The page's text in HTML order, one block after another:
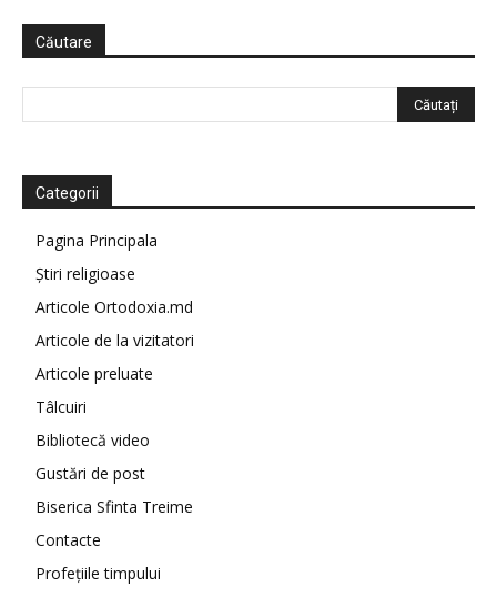
Căutare
Categorii
Pagina Principala
Știri religioase
Articole Ortodoxia.md
Articole de la vizitatori
Articole preluate
Tâlcuiri
Bibliotecă video
Gustări de post
Biserica Sfinta Treime
Contacte
Profețiile timpului